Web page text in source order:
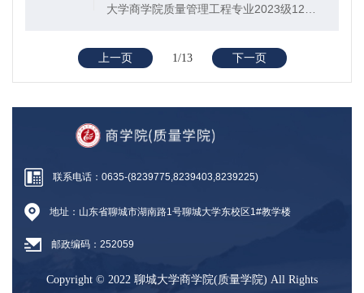
大学商学院质量管理工程专业2023级12班
取的精神，积极投身于各类创新创业活动。
她凭借卓越的洞察力与实践能力，荣获“第十
届...
上一页 1/13 下一页
联系电话：0635-(8239775,8239403,8239225)
地址：山东省聊城市湖南路1号聊城大学东校区1#教学楼
邮政编码：252059
Copyright © 2022 聊城大学商学院(质量学院) All Rights